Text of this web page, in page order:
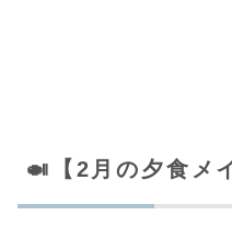
🍛【2月の夕食メ